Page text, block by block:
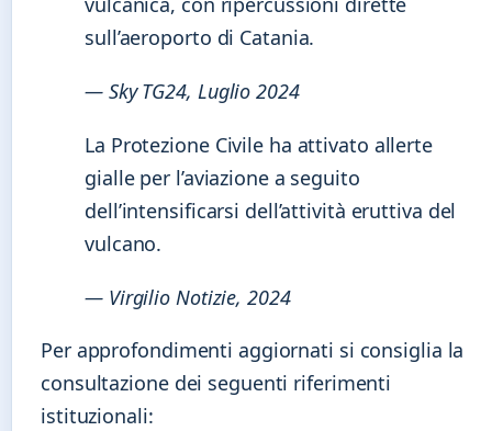
sull’aeroporto di Catania.
— Sky TG24, Luglio 2024
La Protezione Civile ha attivato allerte
gialle per l’aviazione a seguito
dell’intensificarsi dell’attività eruttiva del
vulcano.
— Virgilio Notizie, 2024
Per approfondimenti aggiornati si consiglia la
consultazione dei seguenti riferimenti
istituzionali: